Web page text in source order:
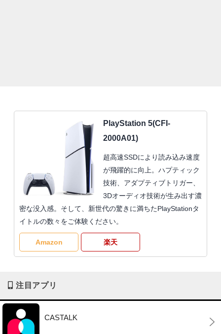
PlayStation 5(CFI-
2000A01)
超高速SSDにより読み込み速度
が飛躍的に向上。ハプティック
技術、アダプティブトリガー、
3Dオーディオ技術が生み出す濃
密な没入感。そして、新世代の驚きに満ちたPlayStationタ
イトルの数々をご体験ください。
Amazon 楽天
注目アプリ
CASTALK